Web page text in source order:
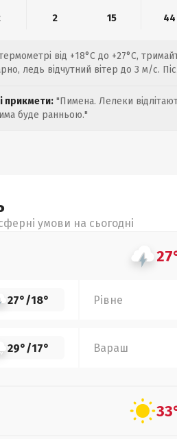
2 15 44
від +18°C до +27°C,
ледь відчутний вітер до 3 м/с.
прикмети: "Пимена. Лелеки
буде ранньою."
умови на сьогодні
27°/18° Рівне
29°/17° Вараш